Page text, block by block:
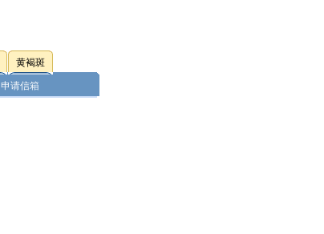
黄褐斑
申请信箱